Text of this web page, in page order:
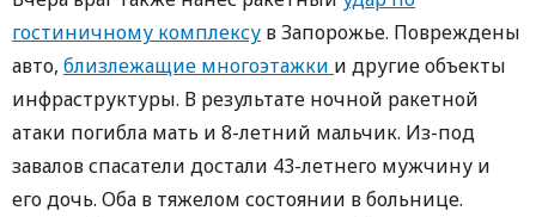
гостиничному комплексу в Запорожье. Повреждены
авто, близлежащие многоэтажки и другие объекты
инфраструктуры. В результате ночной ракетной
атаки погибла мать и 8-летний мальчик. Из-под
завалов спасатели достали 43-летнего мужчину и
его дочь. Оба в тяжелом состоянии в больнице.